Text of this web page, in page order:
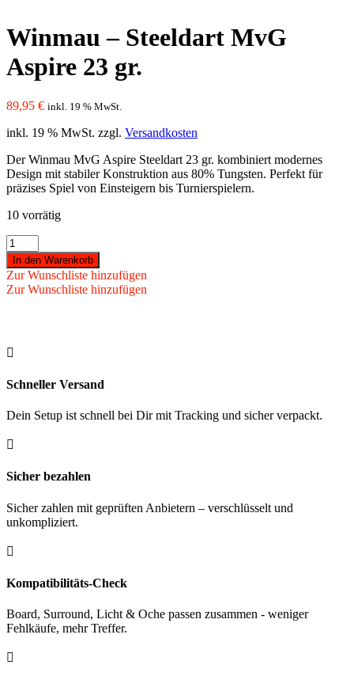
Winmau – Steeldart MvG
Aspire 23 gr.
89,95 € inkl. 19 % MwSt.
inkl. 19 % MwSt. zzgl. Versandkosten
Der Winmau MvG Aspire Steeldart 23 gr. kombiniert modernes
Design mit stabiler Konstruktion aus 80% Tungsten. Perfekt für
präzises Spiel von Einsteigern bis Turnierspielern.
10 vorrätig
Winmau
-
Steeldart
MvG
Aspire
In den Warenkorb
Zur Wunschliste hinzufügen
Zur Wunschliste hinzufügen

Schneller Versand
Dein Setup ist schnell bei Dir mit Tracking und sicher verpackt.

Sicher bezahlen
Sicher zahlen mit geprüften Anbietern – verschlüsselt und
unkompliziert.

Kompatibilitäts-Check
Board, Surround, Licht & Oche passen zusammen - weniger
Fehlkäufe, mehr Treffer.
